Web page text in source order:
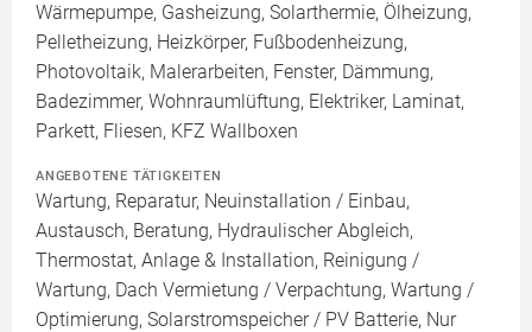
Wärmepumpe, Gasheizung, Solarthermie, Ölheizung,
Pelletheizung, Heizkörper, Fußbodenheizung,
Photovoltaik, Malerarbeiten, Fenster, Dämmung,
Badezimmer, Wohnraumlüftung, Elektriker, Laminat,
Parkett, Fliesen, KFZ Wallboxen
ANGEBOTENE TÄTIGKEITEN
Wartung, Reparatur, Neuinstallation / Einbau,
Austausch, Beratung, Hydraulischer Abgleich,
Thermostat, Anlage & Installation, Reinigung /
Wartung, Dach Vermietung / Verpachtung, Wartung /
Optimierung, Solarstromspeicher / PV Batterie, Nur